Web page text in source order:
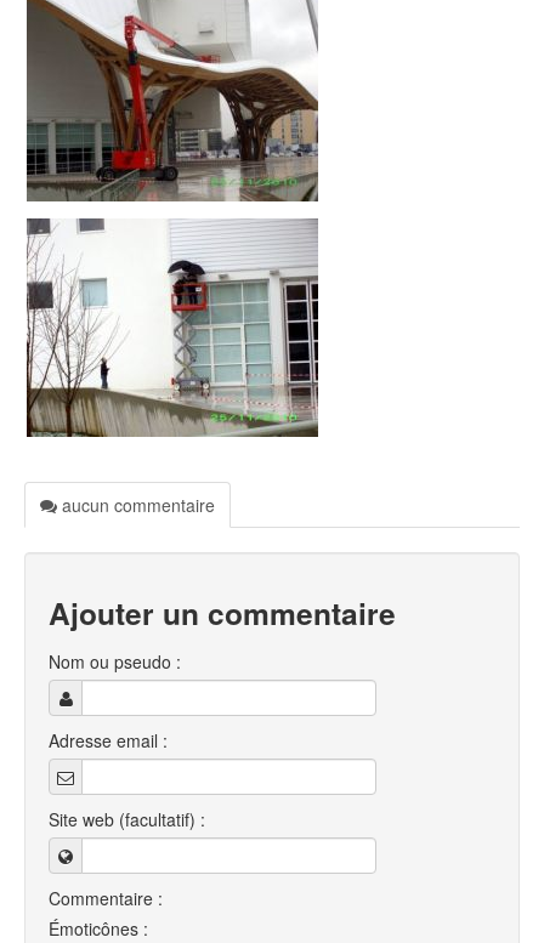
aucun commentaire
Ajouter un commentaire
Nom ou pseudo :
Adresse email :
Site web (facultatif) :
Commentaire :
Émoticônes :